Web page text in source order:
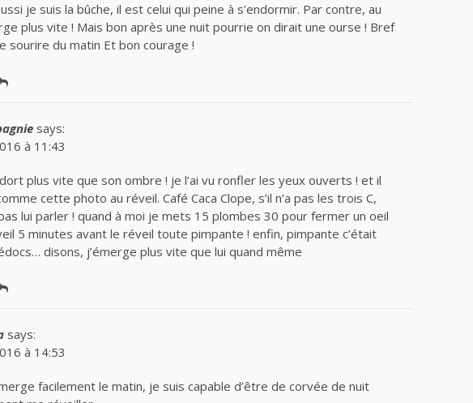
je suis la bûche, il est celui qui peine à s’endormir. Par contre, au
plus vite ! Mais bon après une nuit pourrie on dirait une ourse ! Bref
sourire du matin Et bon courage !
says:
à 11:43
plus vite que son ombre ! je l’ai vu ronfler les yeux ouverts ! et il
cette photo au réveil. Café Caca Clope, s’il n’a pas les trois C,
lui parler ! quand à moi je mets 15 plombes 30 pour fermer un oeil
5 minutes avant le réveil toute pimpante ! enfin, pimpante c’était
disons, j’émerge plus vite que lui quand même
says:
à 14:53
facilement le matin, je suis capable d’être de corvée de nuit